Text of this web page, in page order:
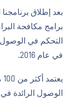
التحكم في
في عام 2016.
الوصول الرائدة